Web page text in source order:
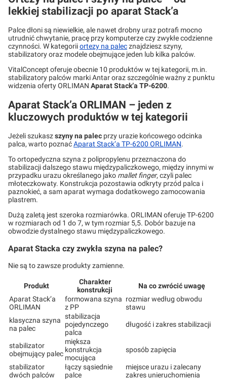
lekkiej stabilizacji po aparat Stack’a
Palce dłoni są niewielkie, ale nawet drobny uraz potrafi mocno
utrudnić chwytanie, pracę przy komputerze czy zwykłe codzienne
czynności. W kategoriiortezy na palecznajdziesz szyny,
stabilizatory oraz modele obejmujące jeden lub kilka palców.
VitalConcept oferuje obecnie 10 produktów w tej kategorii, m.in.
stabilizatory palców marki Antar oraz szczególnie ważny z punktu
widzenia oferty ORLIMAN Aparat Stack’a TP-6200.
Aparat Stack’a ORLIMAN – jeden z
kluczowych produktów w tej kategorii
Jeżeli szukaszszyny na palec przy urazie końcowego odcinka
palca, warto poznaćAparat Stack’a TP-6200 ORLIMAN.
To ortopedyczna szyna z polipropylenu przeznaczona do
stabilizacji dalszego stawu międzypaliczkowego, między innymi w
przypadku urazu określanego jako mallet finger, czyli palec
młoteczkowaty. Konstrukcja pozostawia odkryty przód palca i
paznokieć, a sam aparat wymaga dodatkowego zamocowania
plastrem.
Dużą zaletą jest szeroka rozmiarówka. ORLIMAN oferuje TP-6200
w rozmiarach od 1 do 7, w tym rozmiar 5,5. Dobór bazuje na
obwodzie dystalnego stawu międzypaliczkowego.
Aparat Stacka czy zwykła szyna na palec?
Nie są to zawsze produkty zamienne.
Produkt
Charakter
konstrukcji
Na co zwrócić uwagę
Aparat Stack’a
ORLIMAN
formowana szyna
z PP
rozmiar według obwodu
stawu
klasyczna szyna
na palec
stabilizacja
pojedynczego
palca
długość i zakres stabilizacji
stabilizator
obejmujący palec
miększa
konstrukcja
mocująca
sposób zapięcia
stabilizator
dwóch palców
łączy sąsiednie
palce
miejsce urazu i zalecany
zakres unieruchomienia